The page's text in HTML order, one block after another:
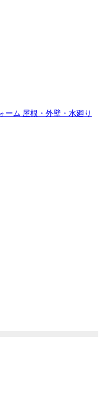
ーム 屋根・外壁・水廻り